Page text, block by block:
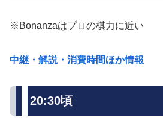
※Bonanzaはプロの棋力に近い
中継・解説・消費時間ほか情報
20:30頃